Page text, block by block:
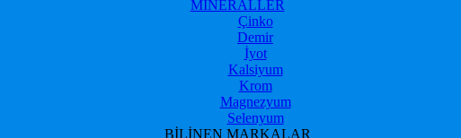
MİNERALLER
Çinko
Demir
İyot
Kalsiyum
Krom
Magnezyum
Selenyum
BİLİNEN MARKALAR